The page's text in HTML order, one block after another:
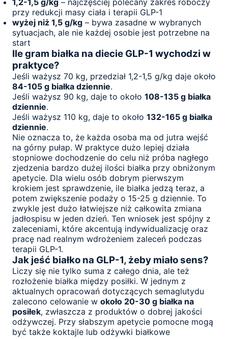
1,2-1,5 g/kg – najczęściej polecany zakres roboczy
przy redukcji masy ciała i terapii GLP-1
wyżej niż 1,5 g/kg – bywa zasadne w wybranych
sytuacjach, ale nie każdej osobie jest potrzebne na
start
Ile gram białka na diecie GLP-1 wychodzi w
praktyce?
Jeśli ważysz 70 kg, przedział 1,2-1,5 g/kg daje około
84-105 g białka dziennie.
Jeśli ważysz 90 kg, daje to około 108-135 g białka
dziennie.
Jeśli ważysz 110 kg, daje to około 132-165 g białka
dziennie.
Nie oznacza to, że każda osoba ma od jutra wejść
na górny pułap. W praktyce dużo lepiej działa
stopniowe dochodzenie do celu niż próba nagłego
zjedzenia bardzo dużej ilości białka przy obniżonym
apetycie. Dla wielu osób dobrym pierwszym
krokiem jest sprawdzenie, ile białka jedzą teraz, a
potem zwiększenie podaży o 15-25 g dziennie. To
zwykle jest dużo łatwiejsze niż całkowita zmiana
jadłospisu w jeden dzień. Ten wniosek jest spójny z
zaleceniami, które akcentują indywidualizację oraz
pracę nad realnym wdrożeniem zaleceń podczas
terapii GLP-1.
Jak jeść białko na GLP-1, żeby miało sens?
Liczy się nie tylko suma z całego dnia, ale też
rozłożenie białka między posiłki. W jednym z
aktualnych opracowań dotyczących semaglutydu
zalecono celowanie w około 20-30 g białka na
posiłek, zwłaszcza z produktów o dobrej jakości
odżywczej. Przy słabszym apetycie pomocne mogą
być także koktajle lub odżywki białkowe